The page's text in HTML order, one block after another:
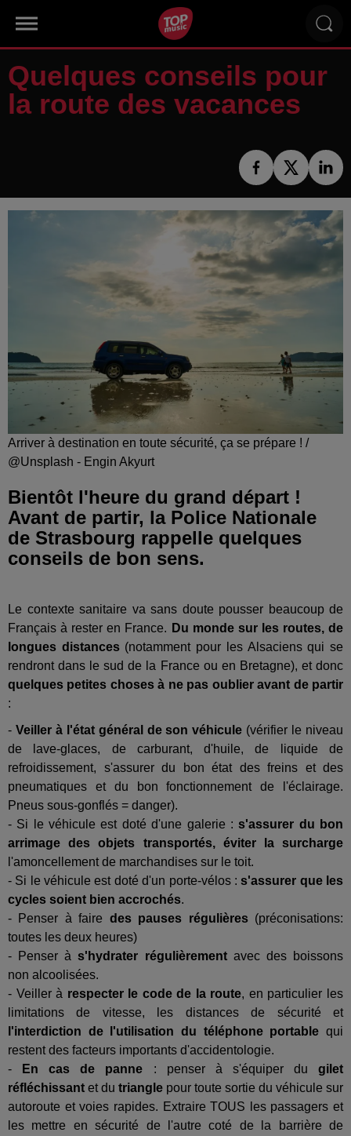
Quelques conseils pour
la route des vacances
Arriver à destination en toute sécurité, ça se prépare ! /
@Unsplash - Engin Akyurt
Bientôt l'heure du grand départ !
Avant de partir, la Police Nationale
de Strasbourg rappelle quelques
conseils de bon sens.
Le contexte sanitaire va sans doute pousser beaucoup de
Français à rester en France. Du monde sur les routes, de
longues distances(notamment pour les Alsaciens qui se
rendront dans le sud de la France ou en Bretagne), et donc
quelques petites choses à ne pas oublier avant de partir
:
- Veiller à l'état général de son véhicule (vérifier le niveau
de lave-glaces, de carburant, d'huile, de liquide de
refroidissement, s'assurer du bon état des freins et des
pneumatiques et du bon fonctionnement de l'éclairage.
Pneus sous-gonflés = danger).
- Si le véhicule est doté d'une galerie :s'assurer du bon
arrimage des objets transportés, éviter la surcharge
l'amoncellement de marchandises sur le toit.
- Si le véhicule est doté d'un porte-vélos : s'assurer que les
cycles soient bien accrochés.
- Penser à faire des pauses régulières(préconisations:
toutes les deux heures)
- Penser às'hydrater régulièrementavec des boissons
non alcoolisées.
- Veiller à respecter le code de la route, en particulier les
limitations de vitesse, les distances de sécurité et
l'interdiction de l'utilisation du téléphone portable qui
restent des facteurs importants d'accidentologie.
-
En cas de panne : penser à s'équiper dugilet
réfléchissant et du triangle pour toute sortie du véhicule sur
autoroute et voies rapides. Extraire TOUS les passagers et
les mettre en sécurité de l'autre coté de la barrière de